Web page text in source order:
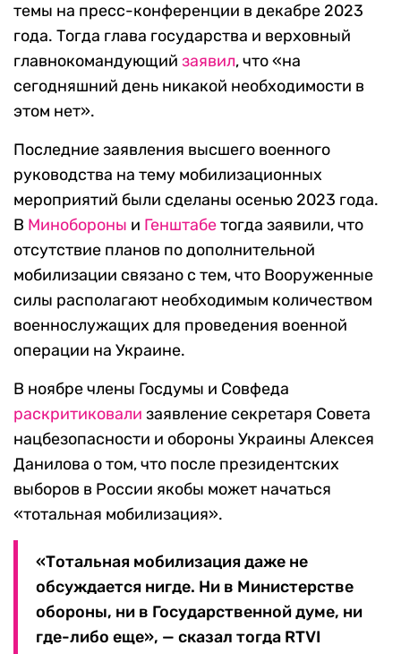
темы на пресс-конференции в декабре 2023
года. Тогда глава государства и верховный
главнокомандующий заявил, что «на
сегодняшний день никакой необходимости в
этом нет».
Последние заявления высшего военного
руководства на тему мобилизационных
мероприятий были сделаны осенью 2023 года.
В Минобороны и Генштабетогда заявили, что
отсутствие планов по дополнительной
мобилизации связано с тем, что Вооруженные
силы располагают необходимым количеством
военнослужащих для проведения военной
операции на Украине.
В ноябре члены Госдумы и Совфеда
раскритиковали заявление секретаря Совета
нацбезопасности и обороны Украины Алексея
Данилова о том, что после президентских
выборов в России якобы может начаться
«тотальная мобилизация».
«Тотальная мобилизация даже не
обсуждается нигде. Ни в Министерстве
обороны, ни в Государственной думе, ни
где-либо еще», — сказал тогда RTVI